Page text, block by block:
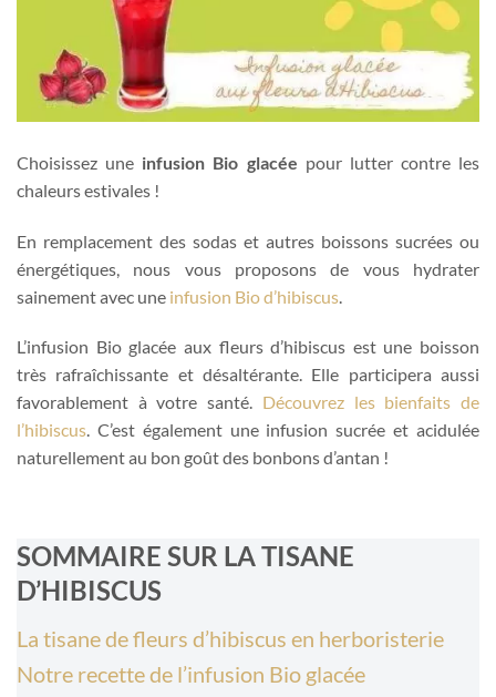
Choisissez une infusion Bio glacée pour lutter contre les
chaleurs estivales !
En remplacement des sodas et autres boissons sucrées ou
énergétiques, nous vous proposons de vous hydrater
sainement avec une infusion Bio d’hibiscus
L’infusion Bio glacée aux fleurs d’hibiscus est une boisson
très rafraîchissante et désaltérante. Elle participera aussi
favorablement à votre santé. Découvrez les bienfaits de
l’hibiscus. C’est également une infusion sucrée et acidulée
naturellement au bon goût des bonbons d’antan !
SOMMAIRE SUR LA TISANE
D’HIBISCUS
La tisane de fleurs d’hibiscus en herboristerie
Notre recette de l’infusion Bio glacée